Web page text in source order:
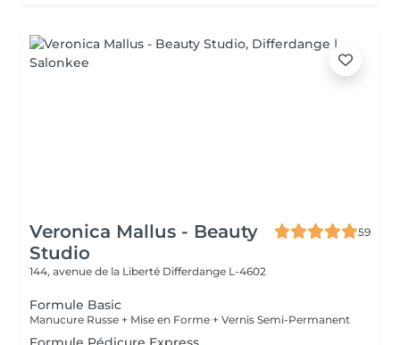
Veronica Mallus - Beauty
Studio
59
144, avenue de la Liberté Differdange L-4602
Formule Basic
Manucure Russe + Mise en Forme + Vernis Semi-Permanent